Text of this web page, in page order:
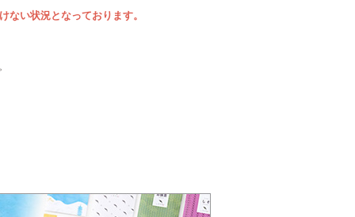
ない状況となっております。